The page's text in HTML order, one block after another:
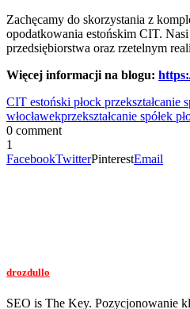
Zachęcamy do skorzystania z
opodatkowania estońskim CIT.
przedsiębiorstwa oraz rzetelnym
Więcej informacji na blogu:
CIT estoński płock przekształcanie
włocławekprzekształcanie spółek
0 comment
1
FacebookTwitterPinterestEmail
drozdullo
SEO is The Key. Pozycjonowanie